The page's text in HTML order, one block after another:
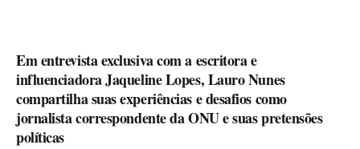
Em entrevista exclusiva com a escritora e
influenciadora Jaqueline Lopes, Lauro Nunes
compartilha suas experiências e desafios como
jornalista correspondente da ONU e suas pretensões
políticas